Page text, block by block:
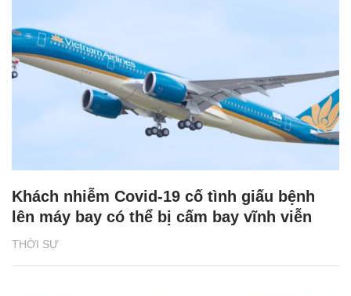
THỜI SỰ
Khách nhiễm Covid-19 cố tình giấu bệnh
lên máy bay có thể bị cấm bay vĩnh viễn